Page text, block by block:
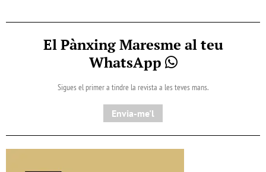
El Pànxing Maresme al teu
WhatsApp
Sigues el primer a tindre la revista a les teves mans.
Envia-me'l